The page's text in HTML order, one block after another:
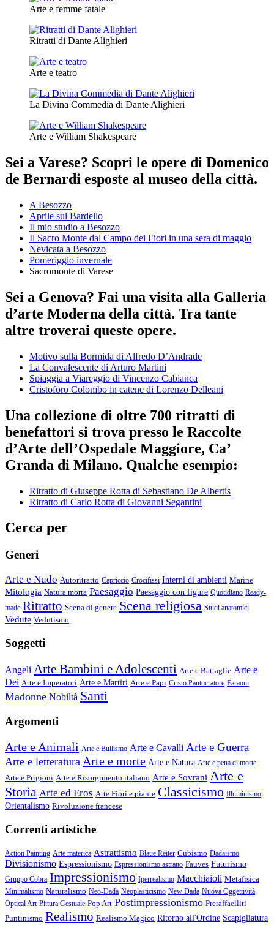
Arte e femme fatale
Ritratti di Dante Alighieri
Arte e teatro
La Divina Commedia di Dante Alighieri
Arte e William Shakespeare
Sei a Varese? Scopri le opere di Domenico
de Bernardi esposte al museo della città.
A Besozzo
Aprile sul Bardello
Il mio studio a Besozzo
Il Sacro Monte dal Campo dei Fiori in una sera di maggio
Nevicata a Besozzo
Pomeriggio invernale
Sacromonte di Varese
Sei a Genova? Fai una visita alla Galleria
d’arte Moderna della città. Tra tante
altre troverai queste opere.
Motivo sulla Bormida di Alfredo D’Andrade
La Convalescente di Arturo Martini
Spiaggia a Viareggio di Vincenzo Cabianca
Cristoforo Colombo in catene di Lorenzo Delleani
Una collezione di oltre 700 ritratti di
benefattori si trova presso le Raccolte
d’Arte dell’Ospedale Maggiore, Ca’
Granda di Milano. Qualche esempio:
Ritratto di Giuseppe Rotta di Sebastiano De Albertis
Ritratto di Carlo Rotta di Giovanni Segantini
Cerca per
Generi
Arte e Nudo Autoritratto Capriccio Crocifissi Interni di ambienti Marine
Mitologia Natura morta Paesaggio Paesaggio con figure Quotidiano Ready-
made Ritratto Scena di genere Scena religiosa Studi anatomici
Vedute Vedutismo
Soggetti
Angeli Arte Bambini e Adolescenti Arte e Battaglie Arte e
Dei Arte e Imperatori Arte e Martiri Arte e Papi Cristo Pantocratore Faraoni
Madonne Nobiltà Santi
Argomenti
Arte e Animali Arte e Bullismo Arte e Cavalli Arte e Guerra
Arte e letteratura Arte e morte Arte e Natura Arte e pena di morte
Arte e Prigioni Arte e Risorgimento italiano Arte e Sovrani Arte e
Storia Arte ed Eros Arte Fiori e piante Classicismo Illuminismo
Orientalismo Rivoluzione francese
Correnti artistiche
Action Painting Arte materica Astrattismo Blaue Reiter Cubismo Dadaismo
Divisionismo Espressionismo Espressionismo astratto Fauves Futurismo
Gruppo Cobra Impressionismo Iperrealismo Macchiaioli Metafisica
Minimalismo Naturalismo Neo-Dada Neoplasticismo New Dada Nuova Oggettività
Optical Art Pittura Gestuale Pop Art Postimpressionismo Preraffaelliti
Puntinismo Realismo Realismo Magico Ritorno all'Ordine Scapigliatura